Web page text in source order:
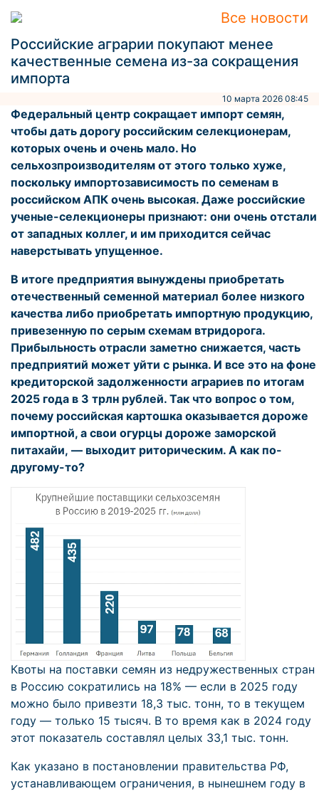
Все новости
Российские аграрии покупают менее
качественные семена из-за сокращения
импорта
10 марта 2026 08:45
Федеральный центр сокращает импорт семян,
чтобы дать дорогу российским селекционерам,
которых очень и очень мало. Но
сельхозпроизводителям от этого только хуже,
поскольку импортозависимость по семенам в
российском АПК очень высокая. Даже российские
ученые-селекционеры признают: они очень отстали
от западных коллег, и им приходится сейчас
наверстывать упущенное.
В итоге предприятия вынуждены приобретать
отечественный семенной материал более низкого
качества либо приобретать импортную продукцию,
привезенную по серым схемам втридорога.
Прибыльность отрасли заметно снижается, часть
предприятий может уйти с рынка. И все это на фоне
кредиторской задолженности аграриев по итогам
2025 года в 3 трлн рублей. Так что вопрос о том,
почему российская картошка оказывается дороже
импортной, а свои огурцы дороже заморской
питахайи, — выходит риторическим. А как по-
другому-то?
Квоты на поставки семян из недружественных стран
в Россию сократились на 18% — если в 2025 году
можно было привезти 18,3 тыс. тонн, то в текущем
году — только 15 тысяч. В то время как в 2024 году
этот показатель составлял целых 33,1 тыс. тонн.
Как указано в постановлении правительства РФ,
устанавливающем ограничения, в нынешнем году в